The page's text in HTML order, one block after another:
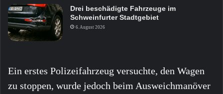
Drei beschädigte Fahrzeuge im
Schweinfurter Stadtgebiet
6. August 2026
Ein erstes Polizeifahrzeug versuchte, den Wagen
zu stoppen, wurde jedoch beim Ausweichmanöver